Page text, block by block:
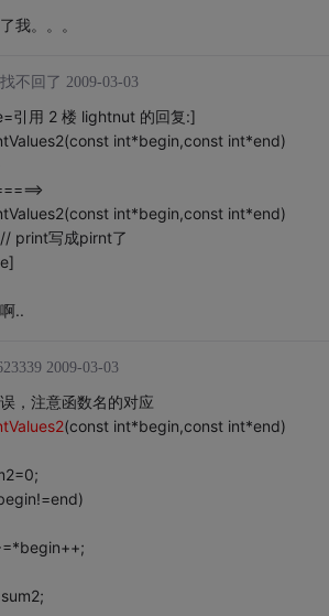
我。。。
不回了 2009-03-03
引用 2 楼 lightnut 的回复:]
int*begin,const int*end)
int*begin,const int*end)
print写成pirnt了
..
2009-03-03
，注意函数名的对应
(const int*begin,const int*end)